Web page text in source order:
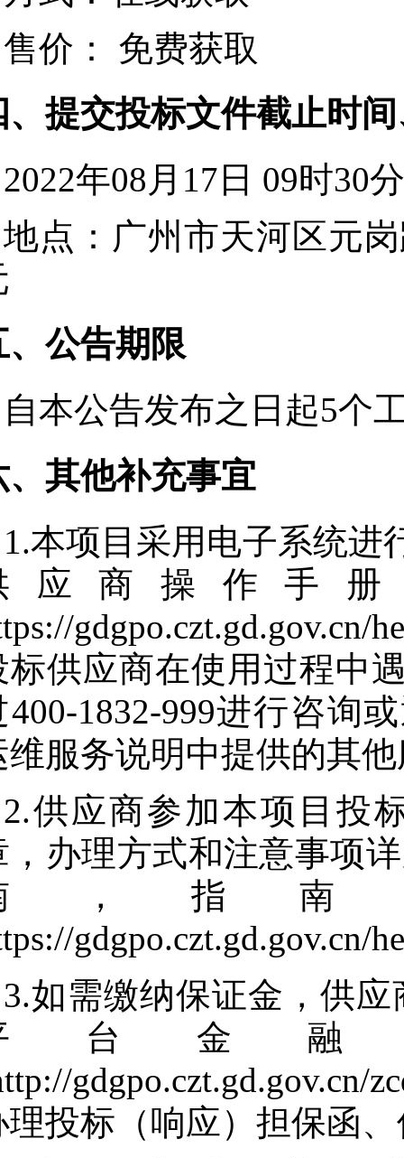
售价：
免费获取
、提交投标文件截止时
2022年08月17日 09时30
地点： 广州市天河区元
、公告期限
自本公告发布之日起5个
、其他补充事宜
1.本项目采用电子系统进
应商操作手
gdgpo.czt.gd.gov.cn/
标供应商在使用过程中
400-1832-999进行咨询
维服务说明中提供的其
2.供应商参加本项目投
，办理方式和注意事项
，指南
gdgpo.czt.gd.gov.cn/
3.如需缴纳保证金，供
台金
gdgpo.czt.gd.gov.cn/
理投标（响应）担保函